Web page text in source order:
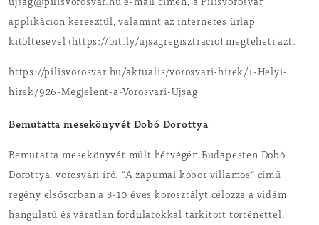
ujsag@pilisvorosvar.hu e-mail címen, a Pilisvörösvár
applikáción keresztül, valamint az internetes űrlap
kitöltésével (https://bit.ly/ujsagregisztracio) megteheti azt.
https://pilisvorosvar.hu/aktualis/vorosvari-hirek/1-Helyi-
hirek/926-Megjelent-a-Vorosvari-Ujsag
Bemutatta mesekönyvét Dobó Dorottya
Bemutatta mesekönyvét múlt hétvégén Budapesten Dobó
Dorottya, vörösvári író. “A zapumai kóbor villamos“ című
regény elsősorban a 8-10 éves korosztályt célozza a vidám
hangulatú és váratlan fordulatokkal tarkított történettel,